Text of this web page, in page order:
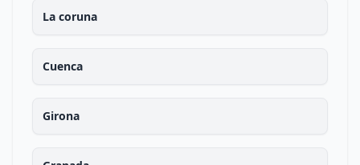
La coruna
Cuenca
Girona